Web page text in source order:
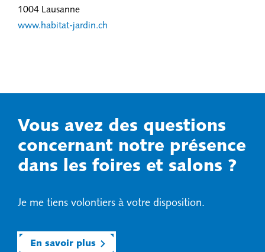
1004 Lausanne
www.habitat-jardin.ch
Vous avez des questions
concernant notre présence
dans les foires et salons ?
Je me tiens volontiers à votre disposition.
En savoir plus